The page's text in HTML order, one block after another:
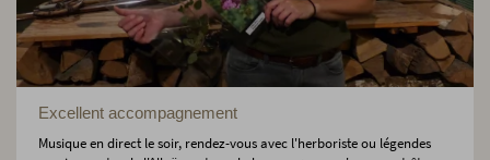
Excellent accompagnement
Musique en direct le soir, rendez-vous avec l'herboriste ou légendes